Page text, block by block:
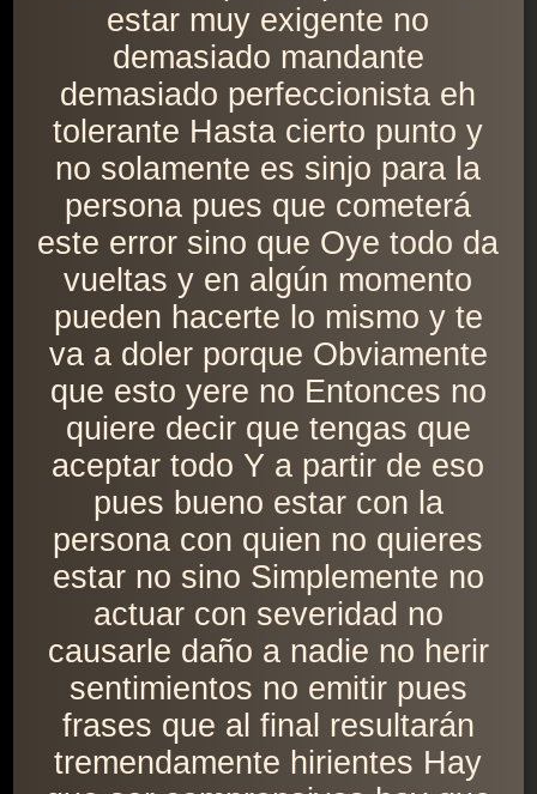
estar muy exigente no
demasiado mandante
demasiado perfeccionista eh
tolerante Hasta cierto punto y
no solamente es sinjo para la
persona pues que cometerá
este error sino que Oye todo da
vueltas y en algún momento
pueden hacerte lo mismo y te
va a doler porque Obviamente
que esto yere no Entonces no
quiere decir que tengas que
aceptar todo Y a partir de eso
pues bueno estar con la
persona con quien no quieres
estar no sino Simplemente no
actuar con severidad no
causarle daño a nadie no herir
sentimientos no emitir pues
frases que al final resultarán
tremendamente hirientes Hay